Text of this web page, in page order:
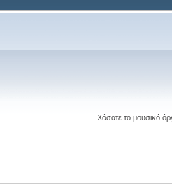
Χάσατε το μουσικό